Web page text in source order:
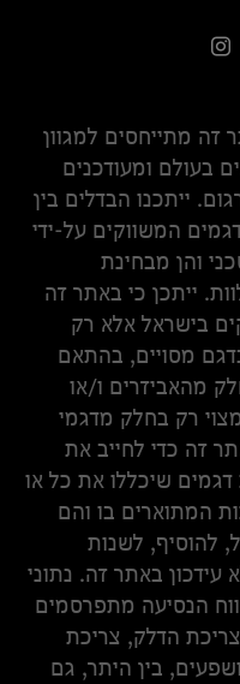
זה מתייחסים למגוון
בעולם ומעודכנים
ייתכנו הבדלים בין
המשווקים על-ידי
והן מבחינת
ייתכן כי באתר זה
בישראל אלא רק
מסויים, בהתאם
מהאביזרים ו/או
רק בחלק מדגמי
זה כדי לחייב את
שיכללו את כל או
המתוארים בו והם
להוסיף, לשנות
באתר זה. נתוני
הנסיעה מתפרסמים
הדלק, צריכת
בין היתר, גם